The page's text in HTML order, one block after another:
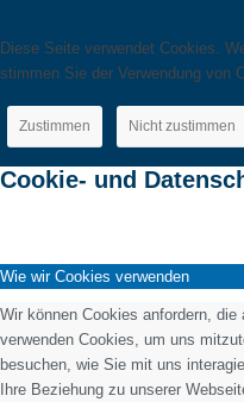
Diese Seite verwendet Cookies.
stimmen Sie der Verwendung von
Zustimmen Nicht zustimmen
Cookie- und
Wie wir Cookies verwenden
Wir können Cookies anfordern,
verwenden Cookies, um uns
besuchen, wie Sie mit uns
Ihre Beziehung zu unserer